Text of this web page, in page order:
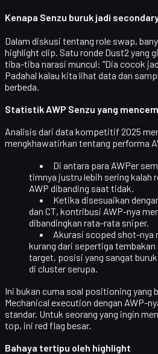
Kenapa Senzu buruk jadi
Dalam diskusi tentang role swap,
highlight clip. Satu ronde Dust2 yang
tiba-tiba narasi muncul: "Dia cocok
Padahal kalau kita lihat data dan
berbeda.
Statistik AWP Senzu yang
Analisis dari data kompetitif 2025
mengkhawatirkan tentang performa
Di antara para AWPer
timnya justru lebih sering kalah
AWP dibanding saat tidak.
Ketika disesuaikan
dan CT, kontribusi AWP-nya
dibandingkan rata-rata sniper.
Akurasi scoped shot-nya
kurang dari sepertiga
target, posisi yang sangat
di cluster serupa.
Ini bukan cuma soal positioning yang
Mechanical execution dengan AWP-
standar. Untuk seorang yang ingin
top, ini red flag besar.
Bahaya tertipu oleh highlight